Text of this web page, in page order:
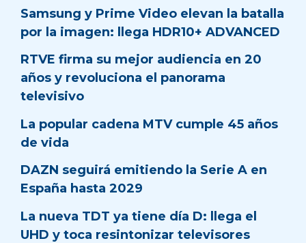
Samsung y Prime Video elevan la batalla
por la imagen: llega HDR10+ ADVANCED
RTVE firma su mejor audiencia en 20
años y revoluciona el panorama
televisivo
La popular cadena MTV cumple 45 años
de vida
DAZN seguirá emitiendo la Serie A en
España hasta 2029
La nueva TDT ya tiene día D: llega el
UHD y toca resintonizar televisores